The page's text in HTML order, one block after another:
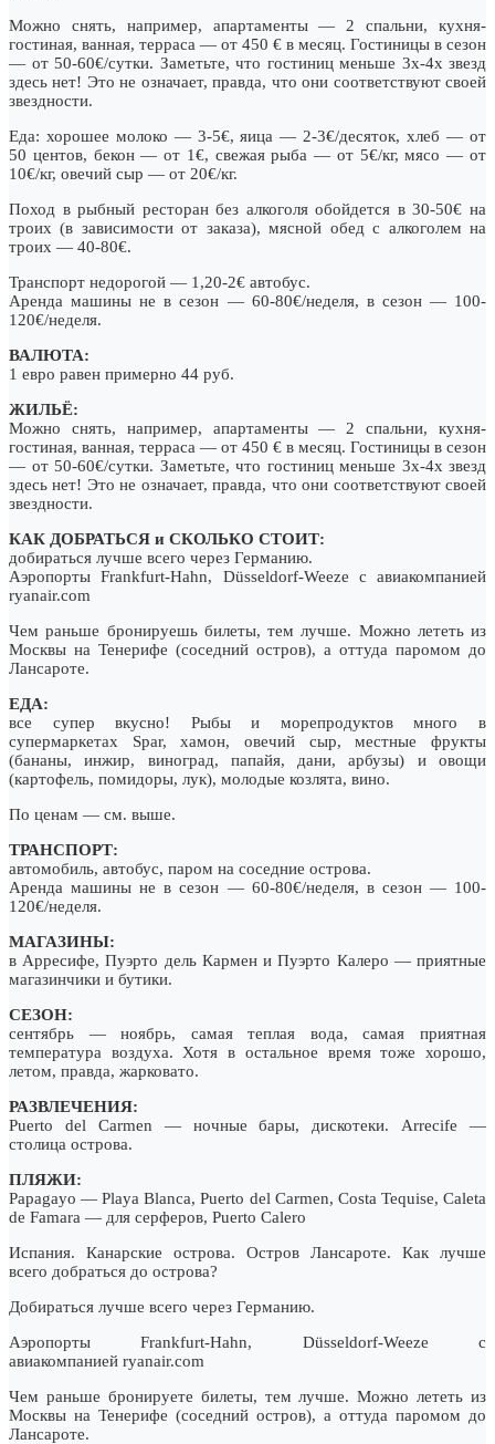
Можно снять, например, апартаменты — 2 спальни, кухня-
гостиная, ванная, терраса — от 450 € в месяц. Гостиницы в сезон
— от 50-60€/сутки. Заметьте, что гостиниц меньше 3х-4х звезд
здесь нет! Это не означает, правда, что они соответствуют своей
звездности.
Еда: хорошее молоко — 3-5€, яица — 2-3€/десяток, хлеб — от
50 центов, бекон — от 1€, свежая рыба — от 5€/кг, мясо — от
10€/кг, овечий сыр — от 20€/кг.
Поход в рыбный ресторан без алкоголя обойдется в 30-50€ на
троих (в зависимости от заказа), мясной обед с алкоголем на
троих — 40-80€.
Транспорт недорогой — 1,20-2€ автобус.
Аренда машины не в сезон — 60-80€/неделя, в сезон — 100-
120€/неделя.
ВАЛЮТА:
1 евро равен примерно 44 руб.
ЖИЛЬЁ:
Можно снять, например, апартаменты — 2 спальни, кухня-
гостиная, ванная, терраса — от 450 € в месяц. Гостиницы в сезон
— от 50-60€/сутки. Заметьте, что гостиниц меньше 3х-4х звезд
здесь нет! Это не означает, правда, что они соответствуют своей
звездности.
КАК ДОБРАТЬСЯ и СКОЛЬКО СТОИТ:
добираться лучше всего через Германию.
Аэропорты Frankfurt-Hahn, Düsseldorf-Weeze с авиакомпанией
ryanair.com
Чем раньше бронируешь билеты, тем лучше. Можно лететь из
Москвы на Тенерифе (соседний остров), а оттуда паромом до
Лансароте.
ЕДА:
все супер вкусно! Рыбы и морепродуктов много в
супермаркетах Spar, хамон, овечий сыр, местные фрукты
(бананы, инжир, виноград, папайя, дани, арбузы) и овощи
(картофель, помидоры, лук), молодые козлята, вино.
По ценам — см. выше.
ТРАНСПОРТ:
автомобиль, автобус, паром на соседние острова.
Аренда машины не в сезон — 60-80€/неделя, в сезон — 100-
120€/неделя.
МАГАЗИНЫ:
в Арресифе, Пуэрто дель Кармен и Пуэрто Калеро — приятные
магазинчики и бутики.
СЕЗОН:
сентябрь — ноябрь, самая теплая вода, самая приятная
температура воздуха. Хотя в остальное время тоже хорошо,
летом, правда, жарковато.
РАЗВЛЕЧЕНИЯ:
Puerto del Carmen — ночные бары, дискотеки. Arrecife —
столица острова.
ПЛЯЖИ:
Papagayo — Playa Blanca, Puerto del Carmen, Costa Tequise, Caleta
de Famara — для серферов, Puerto Calero
Испания. Канарские острова. Остров Лансароте. Как лучше
всего добраться до острова?
Добираться лучше всего через Германию.
Аэропорты Frankfurt-Hahn, Düsseldorf-Weeze с
авиакомпанией ryanair.com
Чем раньше бронируете билеты, тем лучше. Можно лететь из
Москвы на Тенерифе (соседний остров), а оттуда паромом до
Лансароте.